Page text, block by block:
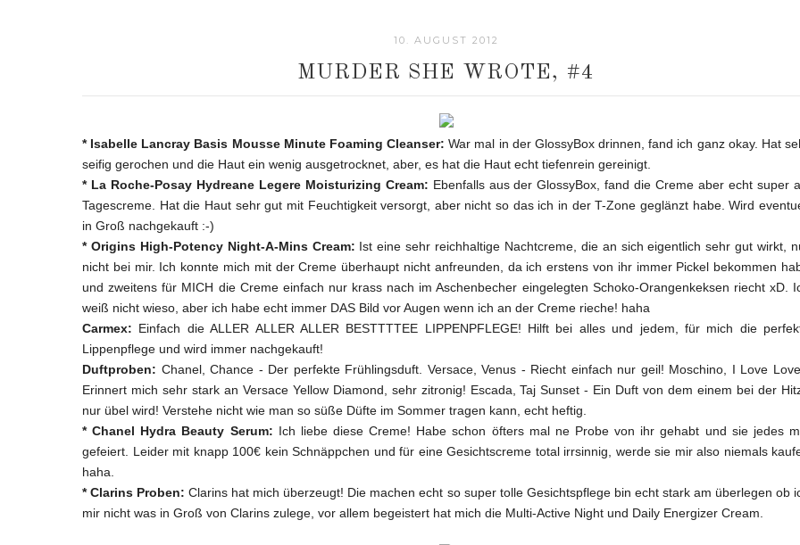
10. AUGUST 2012
MURDER SHE WROTE, #4
* Isabelle Lancray Basis Mousse Minute Foaming Cleanser: War mal in der GlossyBox drinnen, fand ich ganz okay. Hat
seifig gerochen und die Haut ein wenig ausgetrocknet, aber, es hat die Haut echt tiefenrein gereinigt.
* La Roche-Posay Hydreane Legere Moisturizing Cream: Ebenfalls aus der GlossyBox, fand die Creme aber echt super
Tagescreme. Hat die Haut sehr gut mit Feuchtigkeit versorgt, aber nicht so das ich in der T-Zone geglänzt habe. Wird
in Groß nachgekauft :-)
* Origins High-Potency Night-A-Mins Cream: Ist eine sehr reichhaltige Nachtcreme, die an sich eigentlich sehr gut wirkt,
nicht bei mir. Ich konnte mich mit der Creme überhaupt nicht anfreunden, da ich erstens von ihr immer Pickel bekommen
und zweitens für MICH die Creme einfach nur krass nach im Aschenbecher eingelegten Schoko-Orangenkeksen riecht xD.
weiß nicht wieso, aber ich habe echt immer DAS Bild vor Augen wenn ich an der Creme rieche! haha
Carmex: Einfach die ALLER ALLER ALLER BESTTTTEE LIPPENPFLEGE! Hilft bei alles und jedem, für mich die
Lippenpflege und wird immer nachgekauft!
Duftproben: Chanel, Chance - Der perfekte Frühlingsduft. Versace, Venus - Riecht einfach nur geil! Moschino, I Love
Erinnert mich sehr stark an Versace Yellow Diamond, sehr zitronig! Escada, Taj Sunset - Ein Duft von dem einem bei der
nur übel wird! Verstehe nicht wie man so süße Düfte im Sommer tragen kann, echt heftig.
* Chanel Hydra Beauty Serum: Ich liebe diese Creme! Habe schon öfters mal ne Probe von ihr gehabt und sie jedes
gefeiert. Leider mit knapp 100€ kein Schnäppchen und für eine Gesichtscreme total irrsinnig, werde sie mir also niemals
haha.
* Clarins Proben:Clarins hat mich überzeugt! Die machen echt so super tolle Gesichtspflege bin echt stark am überlegen ob
mir nicht was in Groß von Clarins zulege, vor allem begeistert hat mich die Multi-Active Night und Daily Energizer Cream.